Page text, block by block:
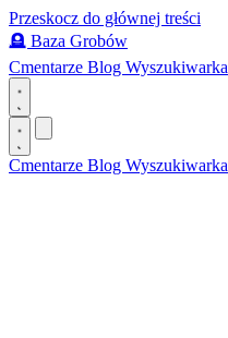
Przeskocz do głównej treści
🪦 Baza Grobów
Cmentarze Blog Wyszukiwarka
Cmentarze Blog Wyszukiwarka